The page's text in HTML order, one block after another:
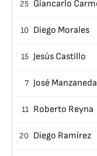
25 Giancarlo
10 Diego Morales
15 Jesús Castillo
7 José Manzaneda
11 Roberto Reyna
20 Diego Ramírez